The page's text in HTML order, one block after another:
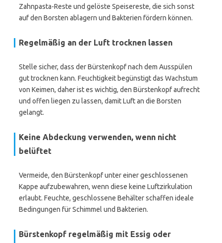
Zahnpasta-Reste und gelöste Speisereste, die sich sonst
auf den Borsten ablagern und Bakterien fördern können.
Regelmäßig an der Luft trocknen lassen
Stelle sicher, dass der Bürstenkopf nach dem Ausspülen
gut trocknen kann. Feuchtigkeit begünstigt das Wachstum
von Keimen, daher ist es wichtig, den Bürstenkopf aufrecht
und offen liegen zu lassen, damit Luft an die Borsten
gelangt.
Keine Abdeckung verwenden, wenn nicht
belüftet
Vermeide, den Bürstenkopf unter einer geschlossenen
Kappe aufzubewahren, wenn diese keine Luftzirkulation
erlaubt. Feuchte, geschlossene Behälter schaffen ideale
Bedingungen für Schimmel und Bakterien.
Bürstenkopf regelmäßig mit Essig oder